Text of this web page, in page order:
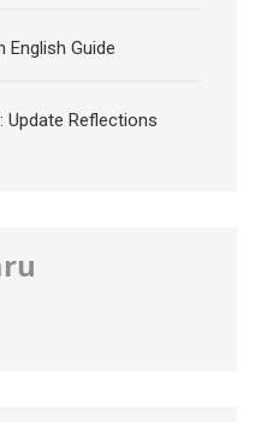
English Guide
Reflections